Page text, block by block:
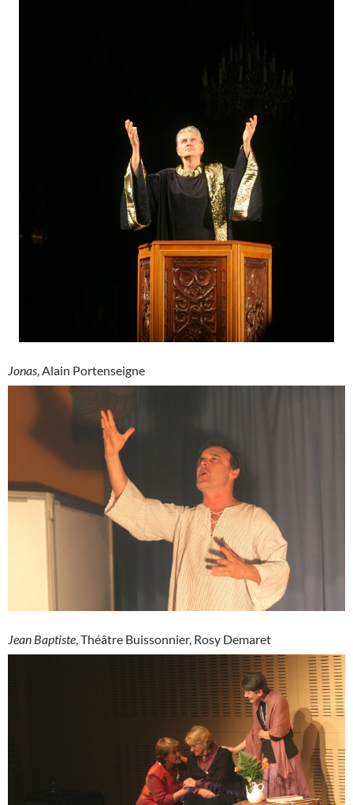
Jonas, Alain Portenseigne
Jean Baptiste , Théâtre Buissonnier, Rosy Demaret